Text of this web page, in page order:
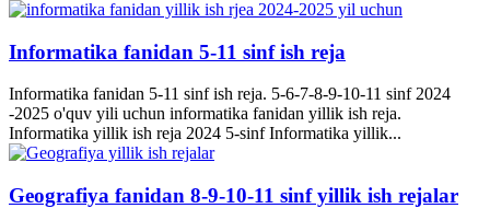
Informatika fanidan 5-11 sinf ish reja
Informatika fanidan 5-11 sinf ish reja. 5-6-7-8-9-10-11 sinf 2024
-2025 o'quv yili uchun informatika fanidan yillik ish reja.
Informatika yillik ish reja 2024 5-sinf Informatika yillik...
Geografiya fanidan 8-9-10-11 sinf yillik ish rejalar